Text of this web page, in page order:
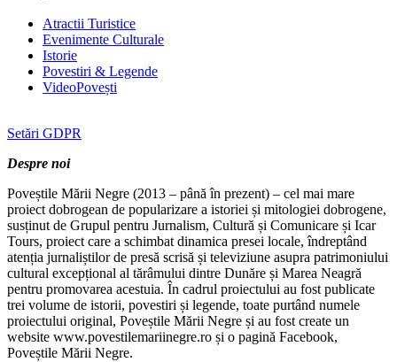
Atractii Turistice
Evenimente Culturale
Istorie
Povestiri & Legende
VideoPovești
Setări GDPR
Despre noi
Poveștile Mării Negre (2013 – până în prezent) – cel mai mare
proiect dobrogean de popularizare a istoriei și mitologiei dobrogene,
susținut de Grupul pentru Jurnalism, Cultură și Comunicare și Icar
Tours, proiect care a schimbat dinamica presei locale, îndreptând
atenția jurnaliștilor de presă scrisă și televiziune asupra patrimoniului
cultural excepțional al tărâmului dintre Dunăre și Marea Neagră
pentru promovarea acestuia. În cadrul proiectului au fost publicate
trei volume de istorii, povestiri și legende, toate purtând numele
proiectului original, Poveștile Mării Negre și au fost create un
website www.povestilemariinegre.ro și o pagină Facebook,
Poveștile Mării Negre.